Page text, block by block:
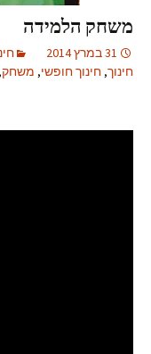
משחק הלמידה
31 במרץ 2014
חינוך, חינוך חופשי, משחק,